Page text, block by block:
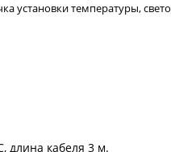
установки температуры,
длина кабеля 3 м.